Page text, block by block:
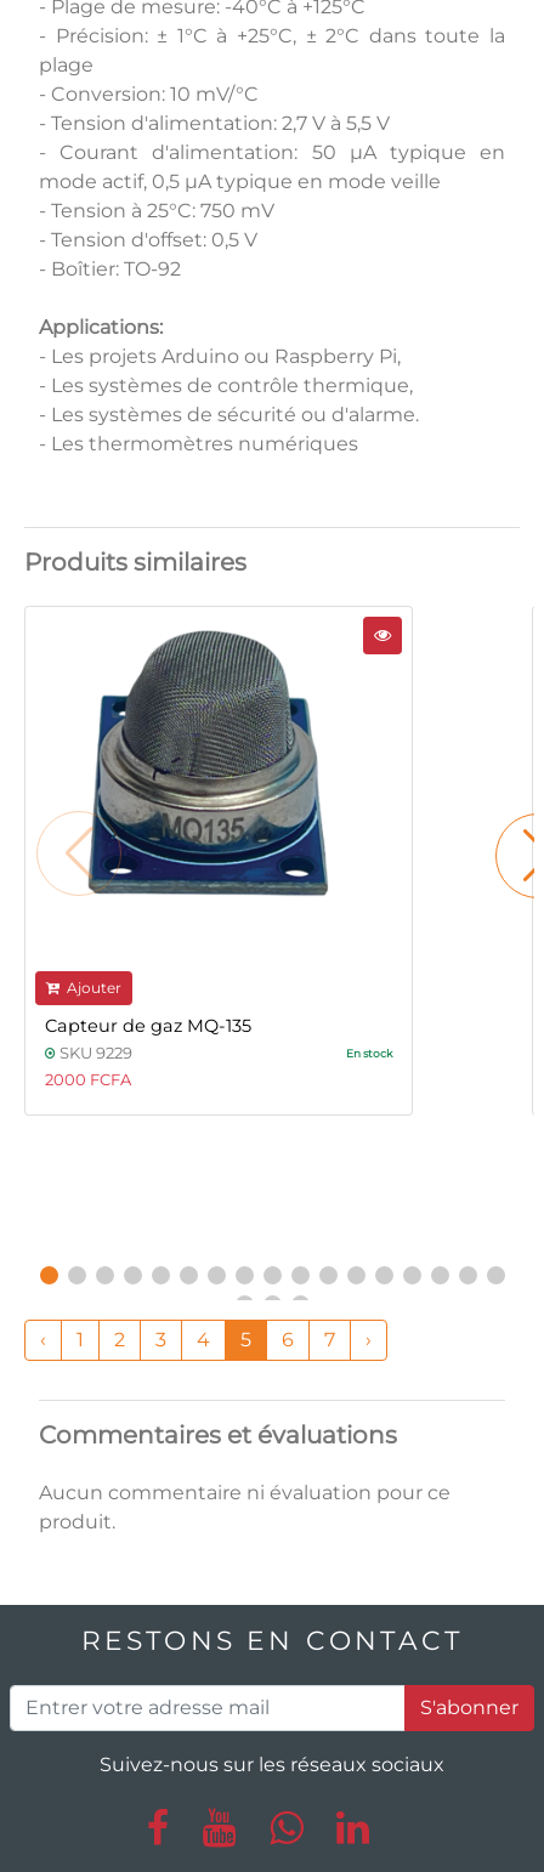
- Plage de mesure: -40°C à +125°C
- Précision: ± 1°C à +25°C, ± 2°C dans toute la
plage
- Conversion: 10 mV/°C
- Tension d'alimentation: 2,7 V à 5,5 V
- Courant d'alimentation: 50 µA typique en
mode actif, 0,5 µA typique en mode veille
- Tension à 25°C: 750 mV
- Tension d'offset: 0,5 V
- Boîtier: TO-92
Applications:
- Les projets Arduino ou Raspberry Pi,
- Les systèmes de contrôle thermique,
- Les systèmes de sécurité ou d'alarme.
- Les thermomètres numériques
Produits similaires
Ajouter
Capteur de gaz MQ-135
SKU 9229 En stock
2000 FCFA
‹ 1 2 3 4 5 6 7 ›
Commentaires et évaluations
Aucun commentaire ni évaluation pour ce
produit.
RESTONS EN CONTACT
S'abonner
Suivez-nous sur les réseaux sociaux